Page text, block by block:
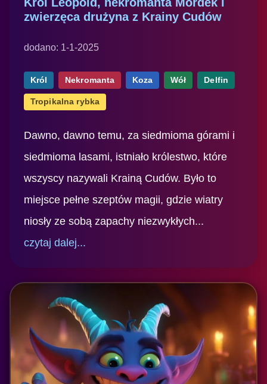
zwierzęca drużyna z Krainy Cudów
dodano: 1-1-2025
Król Nekromanta Koza Wół Delfin
Tropikalna rybka
Dawno, dawno temu, za siedmioma górami i
siedmioma lasami, istniało królestwo, które
wszyscy nazywali Krainą Cudów. Było to
miejsce pełne szeptów magii, gdzie wiatry
niosły ze sobą zapachy niezwykłych...
czytaj dalej...